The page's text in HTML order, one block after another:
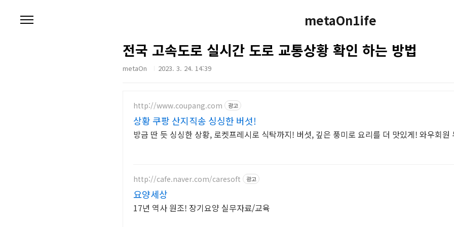
metaOn1ife
전국 고속도로 실시간 도로 교통상황 확인 하는 방법
metaOn 2023. 3. 24. 14:39
http://www.coupang.com 광고
상황 쿠팡 산지직송 싱싱한 버섯!
방금 딴 듯 싱싱한 상황, 로켓프레시로 식탁까지! 버섯, 깊은 풍미로 요리를 더 맛있게! 와우회원
http://cafe.naver.com/caresoft 광고
요양세상
17년 역사 원조! 장기요양 실무자료/교육